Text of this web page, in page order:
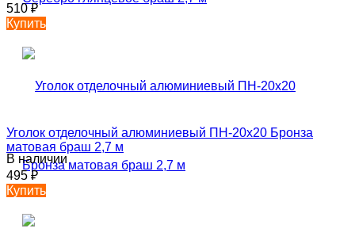
510₽
Купить
Уголок отделочный алюминиевый ПН-20х20 Бронза
матовая браш 2,7 м
В наличии
495₽
Купить